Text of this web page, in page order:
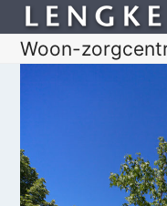
Woon-